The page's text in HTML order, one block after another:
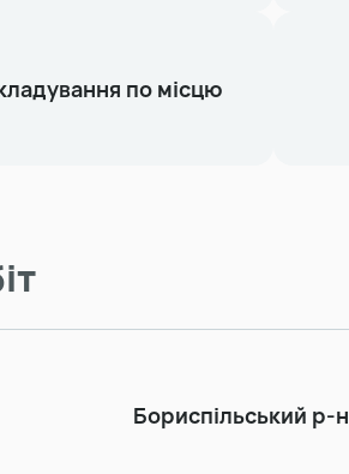
по місцю
Бориспільський р-н